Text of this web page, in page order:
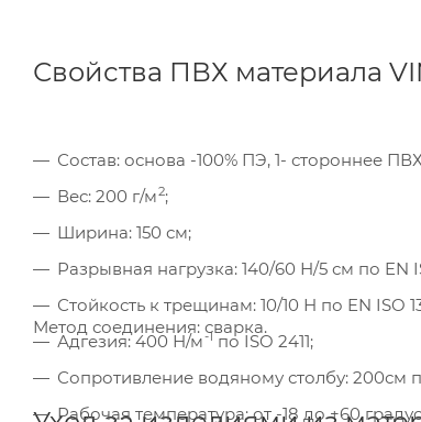
Свойства ПВХ материала
Состав: основа -100% ПЭ, 1- стороннее
Вес: 200 г/м2;
Ширина: 150 см;
Разрывная нагрузка: 140/60 Н/5 см по EN
Стойкость к трещинам: 10/10 Н по EN ISO
Адгезия: 400 Н/м-1 по ISO 2411;
Сопротивление водяному столбу: 200см
Рабочая температура: от -18 до +60
Метод соединения: сварка.